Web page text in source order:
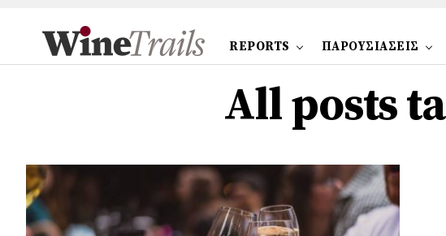
REPORTS ΠΑΡΟΥΣΙΑΣΕΙΣ
All posts